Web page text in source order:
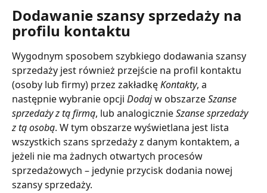
Dodawanie szansy sprzedaży na
profilu kontaktu
Wygodnym sposobem szybkiego dodawania szansy
sprzedaży jest również przejście na profil kontaktu
(osoby lub firmy) przez zakładkę Kontakty, a
następnie wybranie opcji Dodaj w obszarze Szanse
sprzedaży z tą firmą, lub analogicznie Szanse sprzedaży
z tą osobą. W tym obszarze wyświetlana jest lista
wszystkich szans sprzedaży z danym kontaktem, a
jeżeli nie ma żadnych otwartych procesów
sprzedażowych – jedynie przycisk dodania nowej
szansy sprzedaży.